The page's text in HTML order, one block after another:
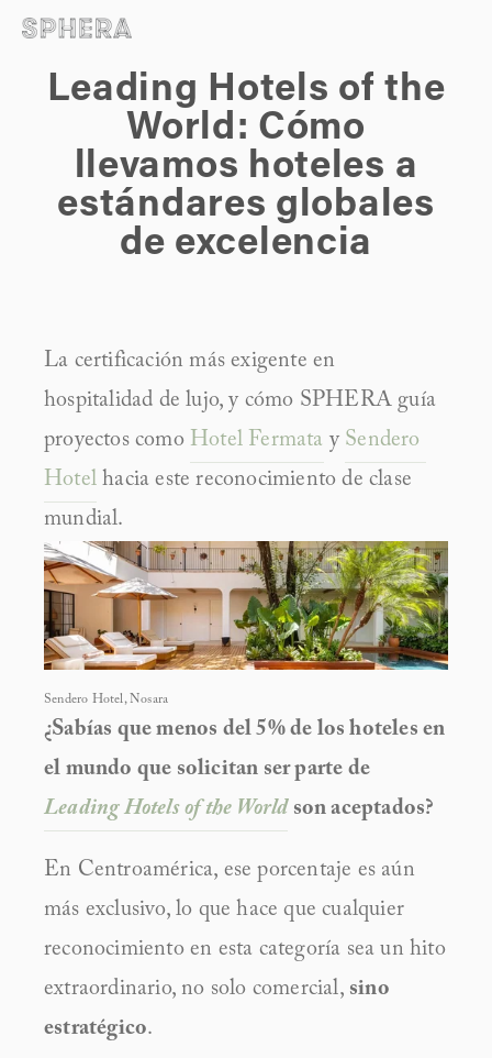
Leading Hotels of the
World: Cómo
llevamos hoteles a
estándares globales
de excelencia
La certificación más exigente en
hospitalidad de lujo, y cómo SPHERA guía
proyectos como Hotel Fermata y Sendero
Hotel hacia este reconocimiento de clase
mundial.
Sendero Hotel, Nosara
¿Sabías que menos del 5% de los hoteles en
Leading Hotels of the World son aceptados?
En Centroamérica, ese porcentaje es aún
más exclusivo, lo que hace que cualquier
reconocimiento en esta categoría sea un hito
extraordinario, no solo comercial, sino
estratégico.